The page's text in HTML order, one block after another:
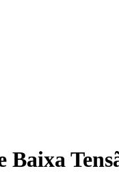
Baixa